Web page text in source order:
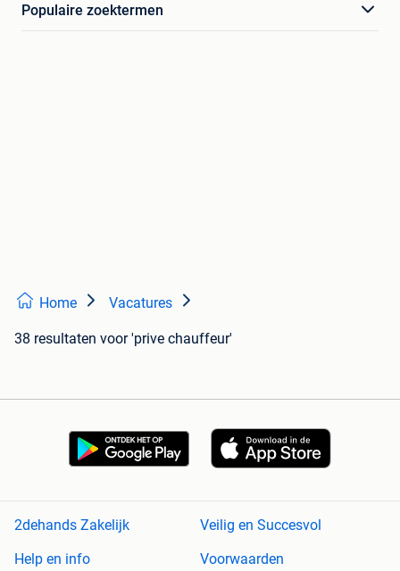
Populaire zoektermen
Home Vacatures
38 resultaten voor 'prive chauffeur'
2dehands Zakelijk
Veilig en Succesvol
Help en info
Voorwaarden